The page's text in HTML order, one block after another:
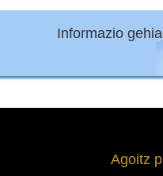
Informazio
Agoitz